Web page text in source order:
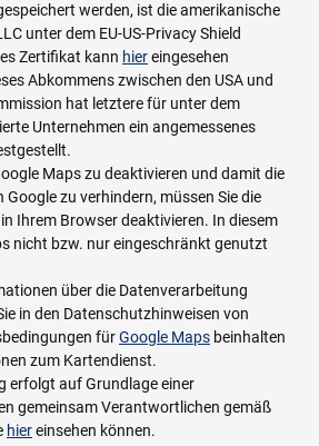
werden, ist die amerikanische
unter dem EU-US-Privacy Shield
Zertifikat kann hiereingesehen
Abkommens zwischen den USA und
hat letztere für unter dem
Unternehmen ein angemessenes
Maps zu deaktivieren und damit die
zu verhindern, müssen Sie die
Ihrem Browser deaktivieren. In diesem
nicht bzw. nur eingeschränkt genutzt
über die Datenverarbeitung
in den Datenschutzhinweisen von
fürGoogle Maps beinhalten
zum Kartendienst.
erfolgt auf Grundlage einer
gemeinsam Verantwortlichen gemäß
hiereinsehen können.